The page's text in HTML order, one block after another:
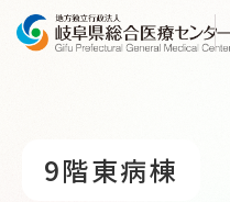
9階東病棟